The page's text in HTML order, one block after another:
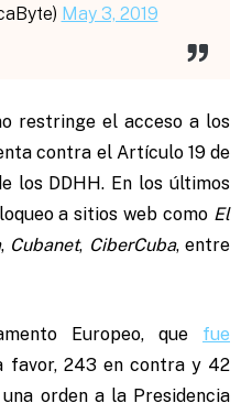
May 3, 2019
restringe el acceso a los
contra el Artículo 19 de
los DDHH. En los últimos
a sitios web como El
, Cubanet, CiberCuba, entre
Europeo, que fue
favor, 243 en contra y 42
orden a la Presidencia